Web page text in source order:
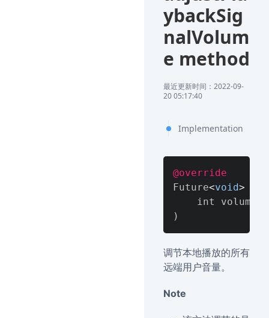
ybackSig
nalVolum
e method
最近更新时间：2022-09-
20 05:17:40
Implementation
@override
Future<void>
)
调节本地播放的所有
远端用户音量。
Note